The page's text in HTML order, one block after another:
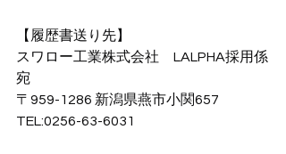
【履歴書送り先】
スワロー工業株式会社　LALPHA採用係
宛
〒959-1286 新潟県燕市小関657
TEL:0256-63-6031